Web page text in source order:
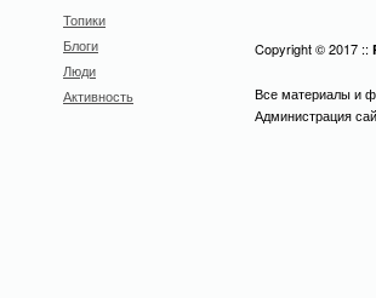
Топики
Блоги
Люди
Активность
Copyright © 2017 ::
Все материалы и
Администрация